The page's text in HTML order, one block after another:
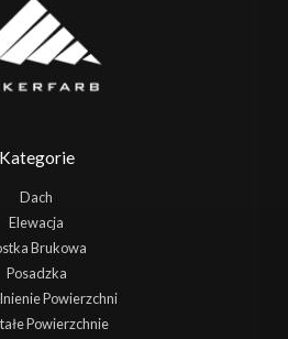
Kategorie
Dach
Elewacja
Brukowa
Posadzka
Powierzchni
Powierzchnie